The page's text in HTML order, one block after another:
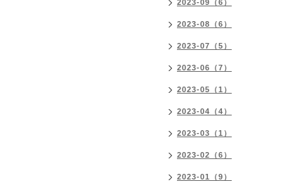
2023-09（6）
2023-08（6）
2023-07（5）
2023-06（7）
2023-05（1）
2023-04（4）
2023-03（1）
2023-02（6）
2023-01（9）